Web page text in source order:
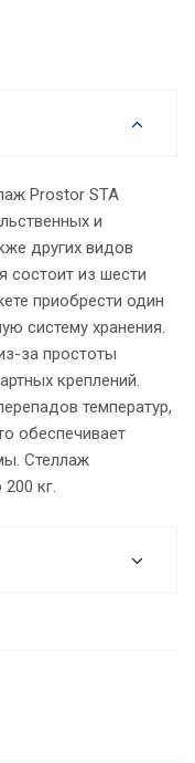
Prostor STA
и
других видов
состоит из шести
приобрести один
систему хранения.
за простоты
креплений.
температур,
обеспечивает
Стеллаж
кг.